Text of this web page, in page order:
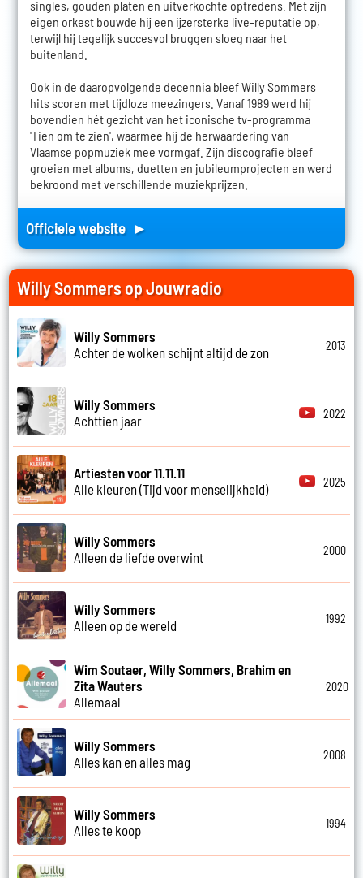
singles, gouden platen en uitverkochte optredens. Met zijn
eigen orkest bouwde hij een ijzersterke live-reputatie op,
terwijl hij tegelijk succesvol bruggen sloeg naar het
buitenland.
Ook in de daaropvolgende decennia bleef Willy Sommers
hits scoren met tijdloze meezingers. Vanaf 1989 werd hij
bovendien hét gezicht van het iconische tv-programma
'Tien om te zien', waarmee hij de herwaardering van
Vlaamse popmuziek mee vormgaf. Zijn discografie bleef
groeien met albums, duetten en jubileumprojecten en werd
bekroond met verschillende muziekprijzen.
Officiele website ►
Willy Sommers op Jouwradio
Willy Sommers
Achter de wolken schijnt altijd de zon
2013
Willy Sommers
Achttien jaar
2022
Artiesten voor 11.11.11
Alle kleuren (Tijd voor menselijkheid)
2025
Willy Sommers
Alleen de liefde overwint
2000
Willy Sommers
Alleen op de wereld
1992
Wim Soutaer, Willy Sommers, Brahim en
Zita Wauters
Allemaal
2020
Willy Sommers
Alles kan en alles mag
2008
Willy Sommers
Alles te koop
1994